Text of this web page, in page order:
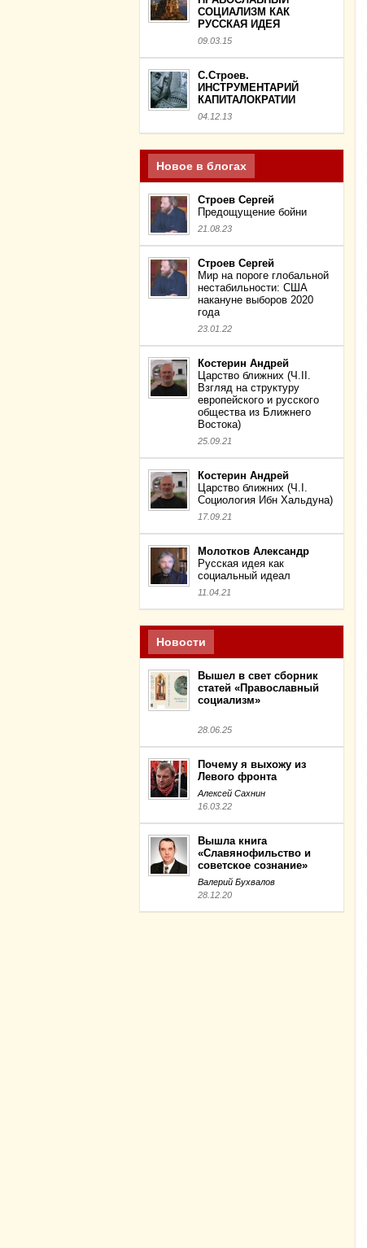
СОЦИАЛИЗМ КАК
РУССКАЯ ИДЕЯ
09.03.15
С.Строев.
ИНСТРУМЕНТАРИЙ
КАПИТАЛОКРАТИИ
04.12.13
Новое в блогах
Строев Сергей
Предощущение бойни
21.08.23
Строев Сергей
Мир на пороге глобальной
нестабильности: США
накануне выборов 2020
года
23.01.22
Костерин Андрей
Царство ближних (Ч.II.
Взгляд на структуру
европейского и русского
общества из Ближнего
Востока)
25.09.21
Костерин Андрей
Царство ближних (Ч.I.
Социология Ибн Хальдуна)
17.09.21
Молотков Александр
Русская идея как
социальный идеал
11.04.21
Новости
Вышел в свет сборник
статей «Православный
социализм»
28.06.25
Почему я выхожу из
Левого фронта
Алексей Сахнин
16.03.22
Вышла книга
«Славянофильство и
советское сознание»
Валерий Бухвалов
28.12.20